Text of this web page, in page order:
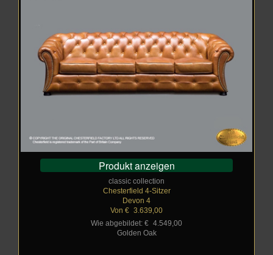
Produkt anzeigen
classic collection
Chesterfield 4-Sitzer
Devon 4
Von € 3.639,00
Wie abgebildet: € 4.549,00
Golden Oak